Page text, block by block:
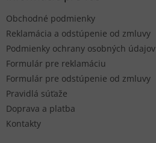
Obchodné podmienky
Reklamácia a odstúpenie od zmluvy
Podmienky ochrany osobných údajov
Formulár pre reklamáciu
Formulár pre odstúpenie od zmluvy
Pravidlá súťaže
Doprava a platba
Kontakty